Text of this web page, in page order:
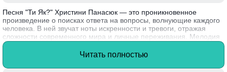
Песня "Ти Як?" Христини Панасюк — это проникновенное
произведение о поисках ответа на вопросы, волнующие каждого
человека. В ней звучат ноты искренности и тревоги, отражая
сложности современного мира и личные переживания. Мелодия
в сочетании с глубокими текстами создает атмосферу близости и
уязвимости, заставляя слушателя задуматься о своих эмоциях и
Читать полностью